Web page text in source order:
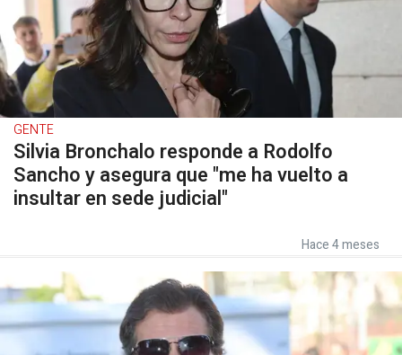
GENTE
Silvia Bronchalo responde a Rodolfo
Sancho y asegura que "me ha vuelto a
insultar en sede judicial"
Hace 4 meses